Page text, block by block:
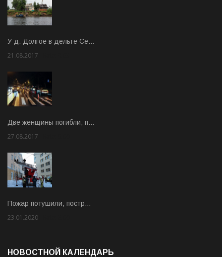
У д. Долгое в дельте Се…
21.08.2017
Две женщины погибли, п…
27.08.2017
Пожар потушили, постр…
23.01.2020
НОВОСТНОЙ КАЛЕНДАРЬ